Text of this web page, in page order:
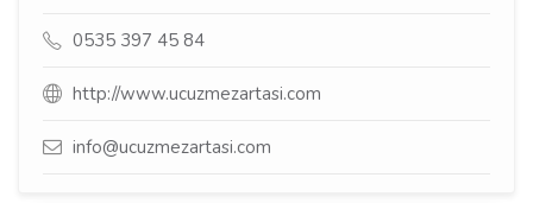
0535 397 45 84
http://www.ucuzmezartasi.com
info@ucuzmezartasi.com